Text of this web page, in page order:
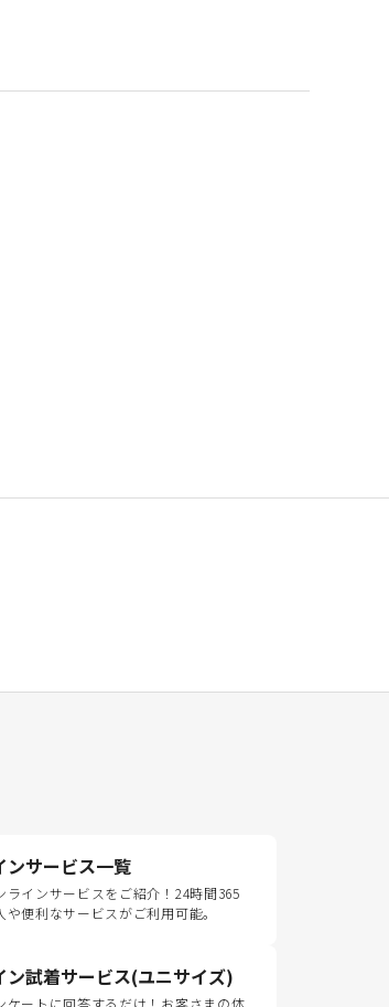
ンサービス一覧
ラインサービスをご紹介！24時間365
や便利なサービスがご利用可能。
ン試着サービス(ユニサイズ)
ケートに回答するだけ！お客さまの体